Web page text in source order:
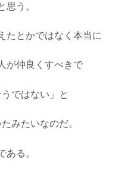
思う 。
たとかではなく 本当に
が仲良くすべきで
ではない」と
みたいなのだ。
ある。